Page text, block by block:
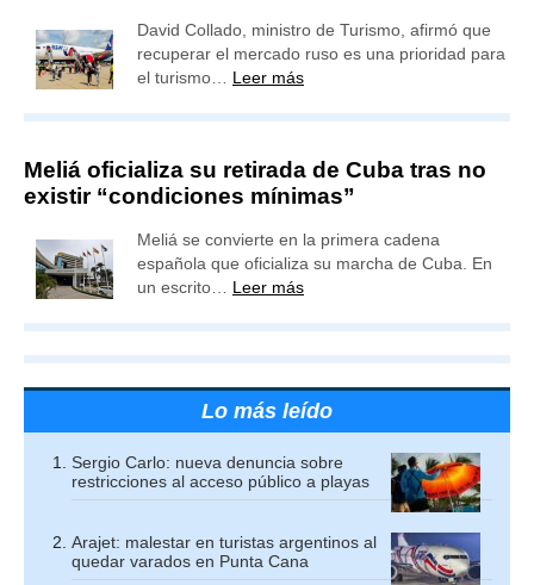
David Collado, ministro de Turismo, afirmó que
recuperar el mercado ruso es una prioridad para
el turismo… Leer más
Meliá oficializa su retirada de Cuba tras no
existir “condiciones mínimas”
Meliá se convierte en la primera cadena
española que oficializa su marcha de Cuba. En
un escrito… Leer más
Lo más leído
Sergio Carlo: nueva denuncia sobre
restricciones al acceso público a playas
Arajet: malestar en turistas argentinos al
quedar varados en Punta Cana